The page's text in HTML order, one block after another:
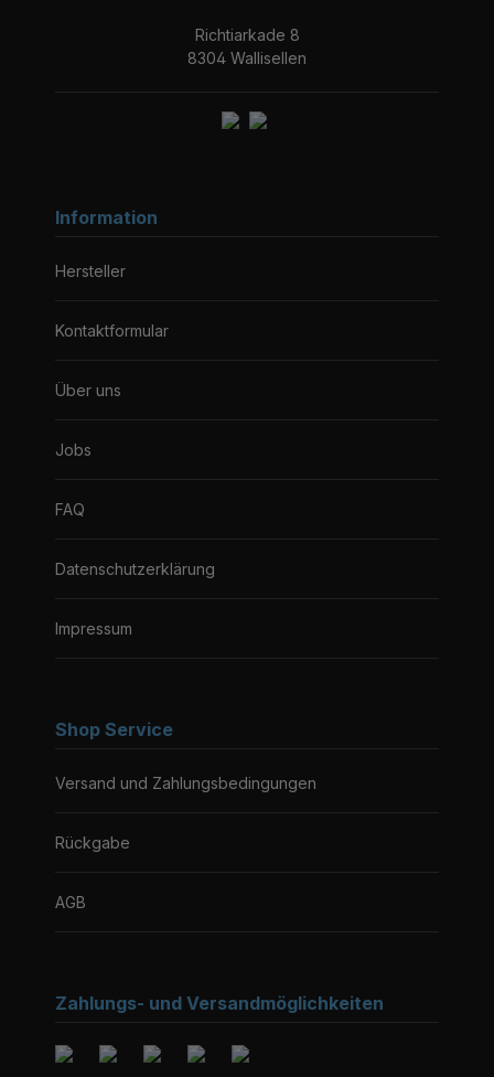
Richtiarkade 8
8304 Wallisellen
Information
Hersteller
Kontaktformular
Über uns
Jobs
FAQ
Datenschutzerklärung
Impressum
Shop Service
Versand und Zahlungsbedingungen
Rückgabe
AGB
Zahlungs- und Versandmöglichkeiten